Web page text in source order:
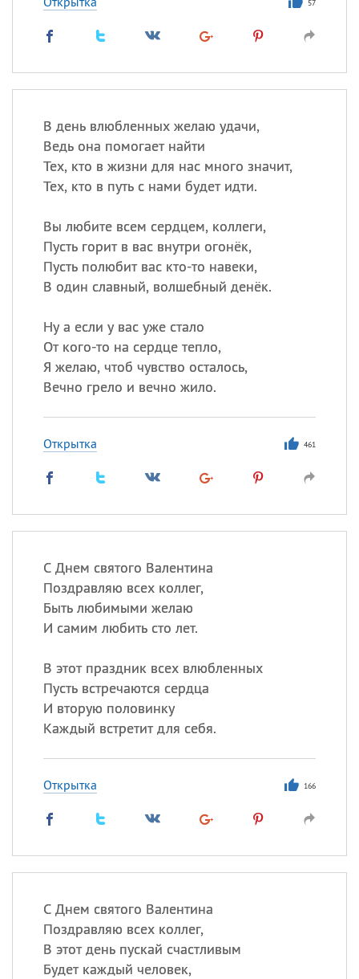
57
В день влюбленных желаю удачи,
Ведь она помогает найти
Тех, кто в жизни для нас много значит,
Тех, кто в путь с нами будет идти.
Вы любите всем сердцем, коллеги,
Пусть горит в вас внутри огонёк,
Пусть полюбит вас кто-то навеки,
В один славный, волшебный денёк.
Ну а если у вас уже стало
От кого-то на сердце тепло,
Я желаю, чтоб чувство осталось,
Вечно грело и вечно жило.
Открытка 461
С Днем святого Валентина
Поздравляю всех коллег,
Быть любимыми желаю
И самим любить сто лет.
В этот праздник всех влюбленных
Пусть встречаются сердца
И вторую половинку
Каждый встретит для себя.
Открытка 166
С Днем святого Валентина
Поздравляю всех коллег,
В этот день пускай счастливым
Будет каждый человек,